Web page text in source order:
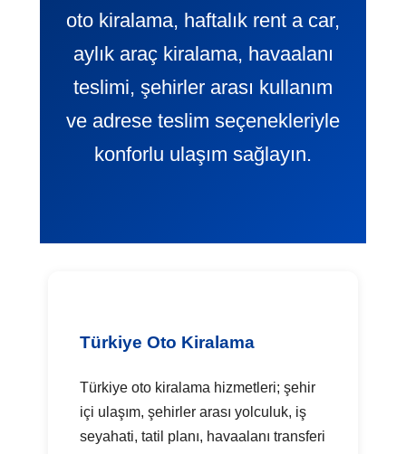
oto kiralama, haftalık rent a car,
aylık araç kiralama, havaalanı
teslimi, şehirler arası kullanım
ve adrese teslim seçenekleriyle
konforlu ulaşım sağlayın.
Türkiye Oto Kiralama
Türkiye oto kiralama hizmetleri; şehir
içi ulaşım, şehirler arası yolculuk, iş
seyahati, tatil planı, havaalanı transferi